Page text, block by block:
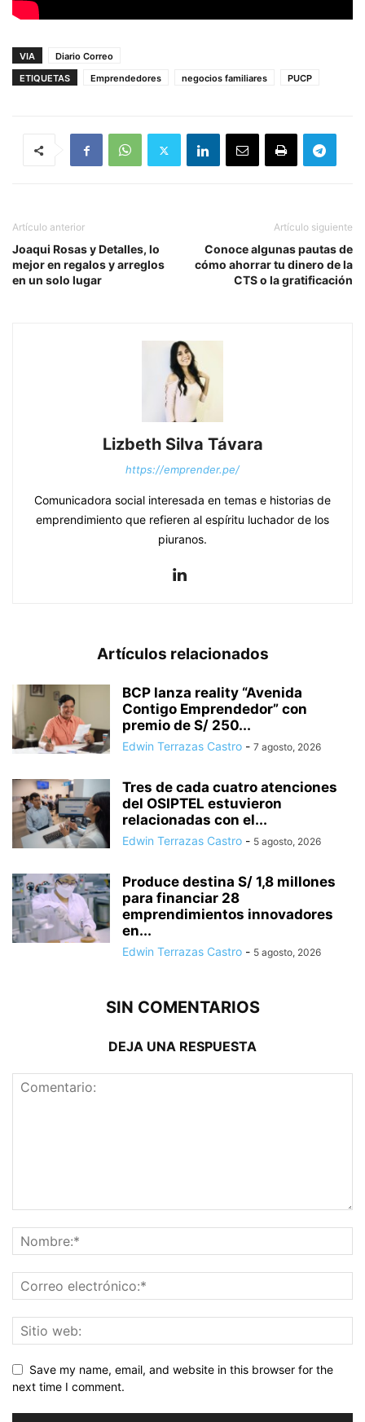
VIA
Diario Correo
ETIQUETAS
Emprendedores negocios familiares PUCP
Artículo anterior
Joaqui Rosas y Detalles, lo
mejor en regalos y arreglos
en un solo lugar
Artículo siguiente
Conoce algunas pautas de
cómo ahorrar tu dinero de la
CTS o la gratificación
Lizbeth Silva Távara
https://emprender.pe/
Comunicadora social interesada en temas e historias de
emprendimiento que refieren al espíritu luchador de los
piuranos.
Artículos relacionados
BCP lanza reality “Avenida
Contigo Emprendedor” con
premio de S/ 250...
Edwin Terrazas Castro - 7 agosto, 2026
Tres de cada cuatro atenciones
del OSIPTEL estuvieron
relacionadas con el...
Edwin Terrazas Castro - 5 agosto, 2026
Produce destina S/ 1,8 millones
para financiar 28
emprendimientos innovadores
en...
Edwin Terrazas Castro - 5 agosto, 2026
SIN COMENTARIOS
DEJA UNA RESPUESTA
Save my name, email, and website in this browser for the
next time I comment.